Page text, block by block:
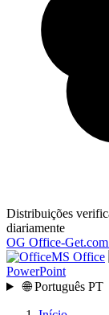
Distribuições
diariamente
OG Office-Get.com
MS Office
PowerPoint
🌐 Português PT